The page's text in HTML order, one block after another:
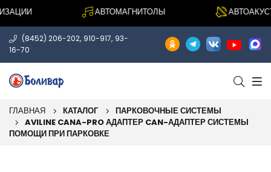
АВТОМАГНИТОЛЫ
(8452) 206-202, 910-917, 93-
16-70
ГЛАВНАЯ КАТАЛОГ
ПАРКОВОЧНЫЕ СИСТЕМЫ
AVILINE CANA-PRO АДАПТЕР CAN-АДАПТЕР СИСТЕМЫ
ПОМОЩИ ПРИ ПАРКОВКЕ